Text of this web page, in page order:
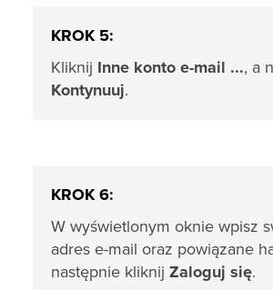
KROK 5:
Kliknij Inne konto e-mail ..., a
Kontynuuj.
KROK 6:
W wyświetlonym oknie wpisz
adres e-mail oraz powiązane
następnie kliknij Zaloguj się.